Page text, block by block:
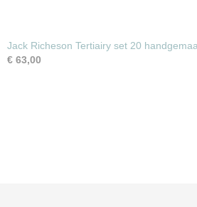
Jack Richeson Tertiairy set 20
€ 63,00